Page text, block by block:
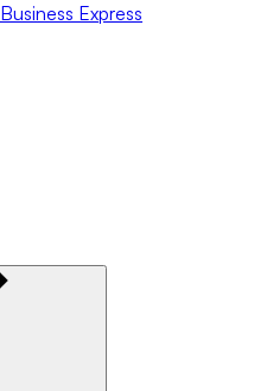
Business Express